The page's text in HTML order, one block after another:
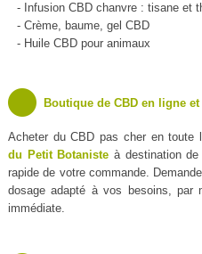
- Infusion CBD chanvre : tisane et
- Crème, baume, gel CBD
- Huile CBD pour animaux
Boutique de CBD en ligne
Acheter du CBD pas cher en toute
du Petit Botaniste à destination
rapide de votre commande.
dosage adapté à vos besoins, par
immédiate.